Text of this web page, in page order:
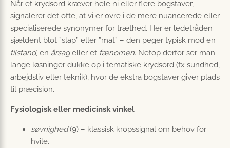
Når et krydsord kræver hele ni eller flere bogstaver,
signalerer det ofte, at vi er ovre i de mere nuancerede eller
specialiserede synonymer for træthed. Her er ledetråden
sjældent blot ”slap” eller ”mat” – den peger typisk mod en
tilstand, en årsageller et fænomen. Netop derfor ser man
lange løsninger dukke op i tematiske krydsord (fx sundhed,
arbejdsliv eller teknik), hvor de ekstra bogstaver giver plads
til præcision.
Fysiologisk eller medicinsk vinkel
søvnighed(9) – klassisk kropssignal om behov for
hvile.